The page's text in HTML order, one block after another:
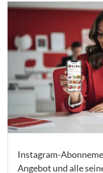
Instagram-
Angebot und alle